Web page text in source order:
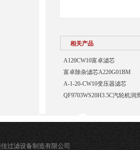
相关产品
A120CW10富卓滤芯
富卓除杂滤芯A220G01BM
A-1-20-CW10变压器滤芯
QF9703WS20H3.5C汽轮机润
过滤设备制造有限公司